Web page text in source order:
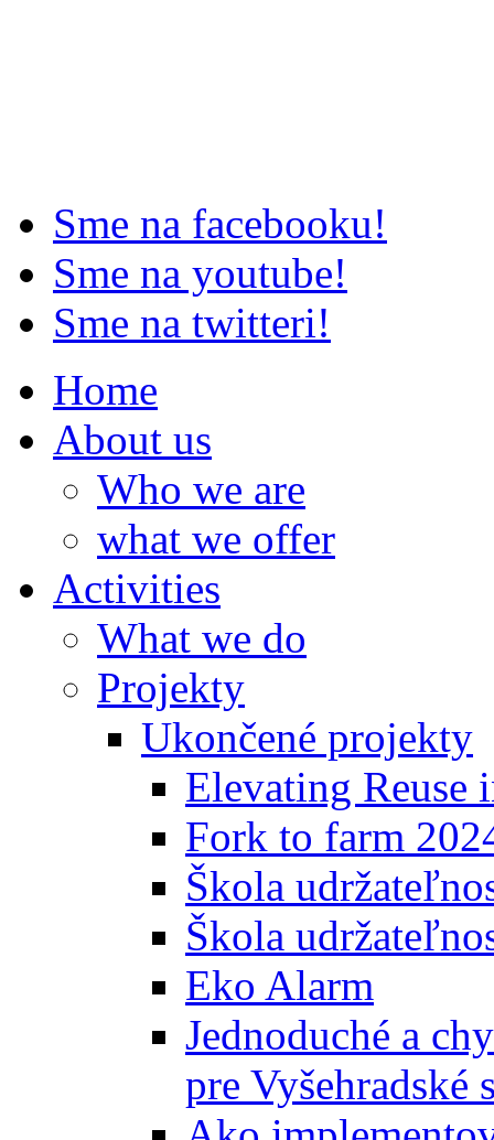
Sme na facebooku!
Sme na youtube!
Sme na twitteri!
Home
About us
Who we are
what we offer
Activities
What we do
Projekty
Ukončené projekty
Elevating Reuse
Fork to farm
Škola
Škola
Eko Alarm
Jednoduché a
pre Vyšehradské